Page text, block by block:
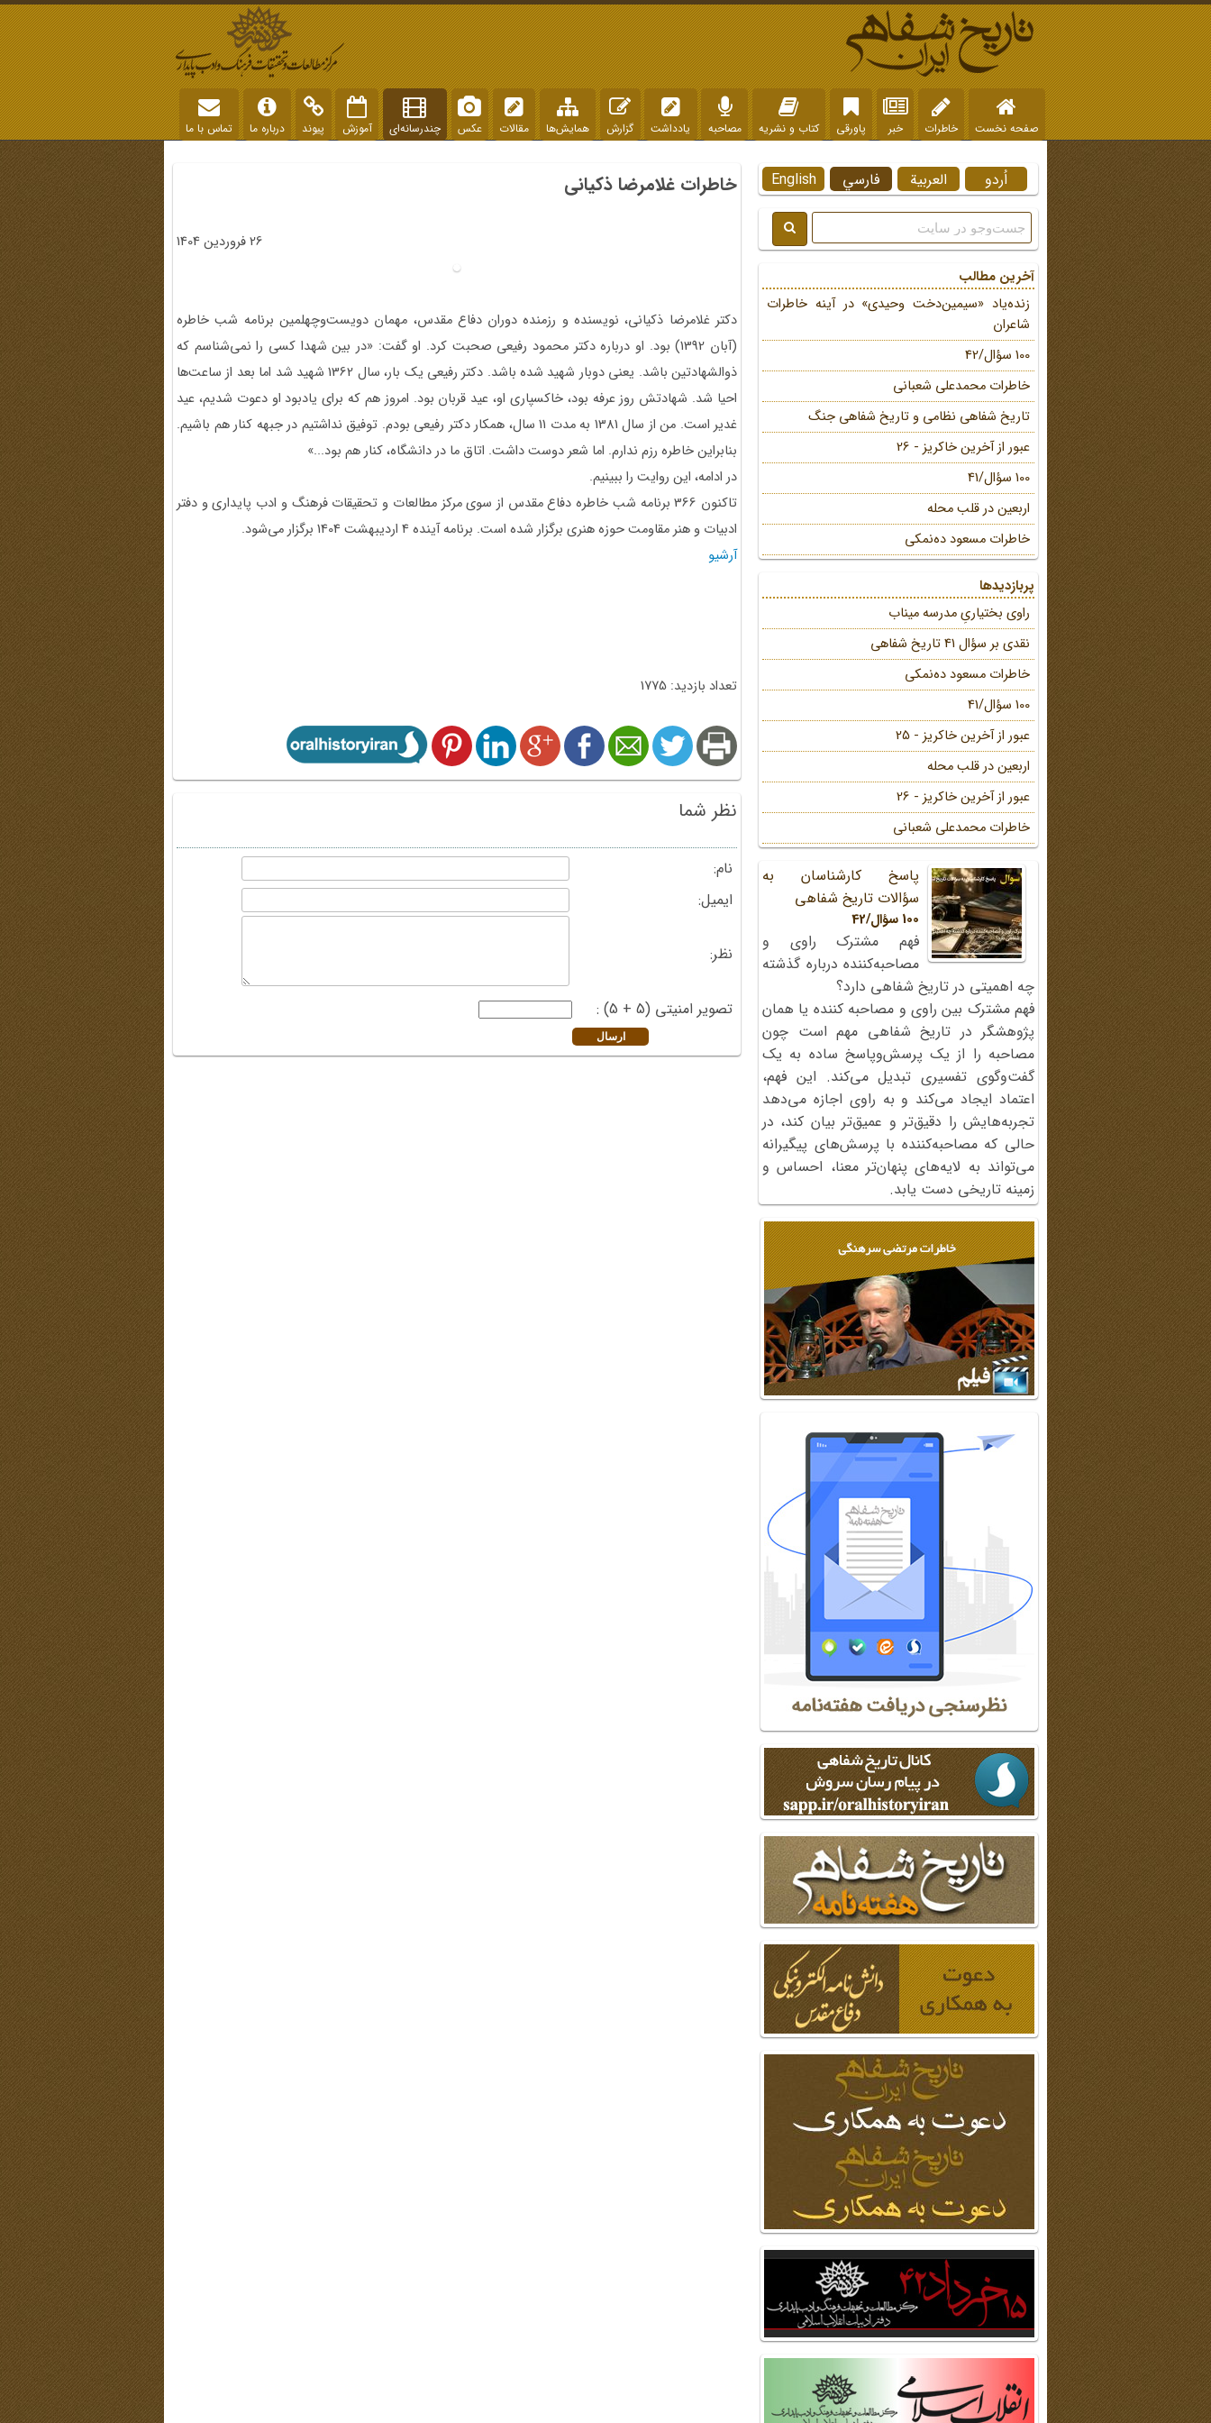
صفحه نخست خاطرات خبر پاورقی کتاب و نشریه مصاحبه یادداشت گزارش همایش‌ها مقالات عکس چندرسانه‌ای آموزش پیوند درباره ما تماس با ما
خاطرات غلامرضا ذکیانی
26 فروردین 1404
دکتر غلامرضا ذکیانی، نویسنده و رزمنده دوران دفاع مقدس، مهمان دویست‌وچهلمین برنامه شب خاطره
(آبان 1392) بود. او درباره دکتر محمود رفیعی صحبت کرد. او گفت: «در بین شهدا کسی را نمی‌شناسم که
ذوالشهادتین باشد. یعنی دوبار شهید شده باشد. دکتر رفیعی یک بار، سال 1362 شهید شد اما بعد از ساعت‌ها
احیا شد. شهادتش روز عرفه بود، خاکسپاری او، عید قربان بود. امروز هم که برای یادبود او دعوت شدیم، عید
غدیر است. من از سال 1381 به مدت 11 سال، همکار دکتر رفیعی بودم. توفیق نداشتیم در جبهه کنار هم باشیم.
بنابراین خاطره رزم ندارم. اما شعر دوست داشت. اتاق ما در دانشگاه، کنار هم بود...»
در ادامه، این روایت را ببینیم.
تاکنون 366 برنامه شب خاطره دفاع مقدس از سوی مرکز مطالعات و تحقیقات فرهنگ و ادب پایداری و دفتر
ادبیات و هنر مقاومت حوزه هنری برگزار شده است. برنامه آینده 4 اردیبهشت 1404 برگزار می‌شود.
آرشیو
تعداد بازدید: 1775
نظر شما
نام:
ایمیل:
نظر:
تصویر امنیتی (5 + 5) :
English فارسي العربية اُردو
آخرین مطالب
زنده‌یاد «سیمین‌دخت وحیدی» در آینه خاطرات
شاعران
100 سؤال/42
خاطرات محمد‌علی شعبانی
تاریخ شفاهی نظامی و تاریخ شفاهی جنگ
عبور از آخرین خاکریز - 26
100 سؤال/41
اربعین در قلب محله
خاطرات مسعود ده‌نمکی
پربازدیدها
راوی بختیاریِ مدرسه میناب
نقدی بر سؤال 41 تاریخ شفاهی
خاطرات مسعود ده‌نمکی
100 سؤال/41
عبور از آخرین خاکریز - 25
اربعین در قلب محله
عبور از آخرین خاکریز - 26
خاطرات محمد‌علی شعبانی
پاسخ کارشناسان به
سؤالات تاریخ شفاهی
100 سؤال/42
فهم مشترک راوی و
مصاحبه‌کننده درباره گذشته
چه اهمیتی در تاریخ شفاهی دارد؟
فهم مشترک بین راوی و مصاحبه کننده یا همان
پژوهشگر در تاریخ شفاهی مهم است چون
مصاحبه را از یک پرسش‌وپاسخ ساده به یک
گفت‌وگوی تفسیری تبدیل می‌کند. این فهم،
اعتماد ایجاد می‌کند و به راوی اجازه می‌دهد
تجربه‌هایش را دقیق‌تر و عمیق‌تر بیان کند، در
حالی که مصاحبه‌کننده با پرسش‌های پیگیرانه
می‌تواند به لایه‌های پنهان‌تر معنا، احساس و
زمینه تاریخی دست یابد.